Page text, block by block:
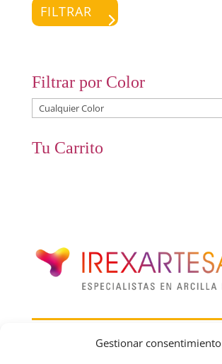
Gestionar consentimiento
FILTRAR
Filtrar por Color
Tu Carrito